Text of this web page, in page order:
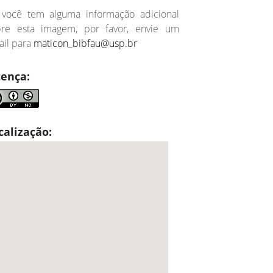
tem alguma informação adicional
esta imagem, por favor, envie um
para maticon_bibfau@usp.br